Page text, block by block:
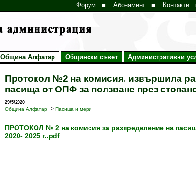
Форум ■ Абонамент ■ Контакти
Община Алфатар Общински съвет Административни
Протокол №2 на комисия, извършила
пасища от ОПФ за ползване през
29/5/2020
Община Алфатар -> Пасища и мери
ПРОТОКОЛ № 2 на комисия за разпределение на
2020- 2025 г..pdf